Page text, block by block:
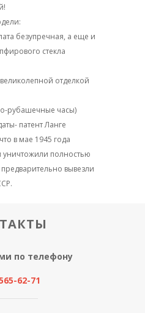
безупречная, а еще и
стекла
отделкой
рубашечные часы)
патент Ланге
в мае 1945 года
уничтожили полностью
вывезли
по телефону
62-71